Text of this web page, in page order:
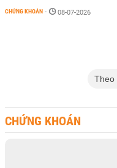
CHỨNG KHOÁN - 08-07-2026
Theo
CHỨNG KHOÁN